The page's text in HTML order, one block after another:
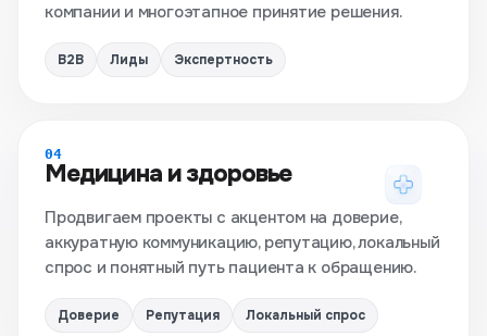
компании и многоэтапное принятие решения.
B2B Лиды Экспертность
04
Медицина и здоровье
Продвигаем проекты с акцентом на доверие,
аккуратную коммуникацию, репутацию, локальный
спрос и понятный путь пациента к обращению.
Доверие Репутация Локальный спрос